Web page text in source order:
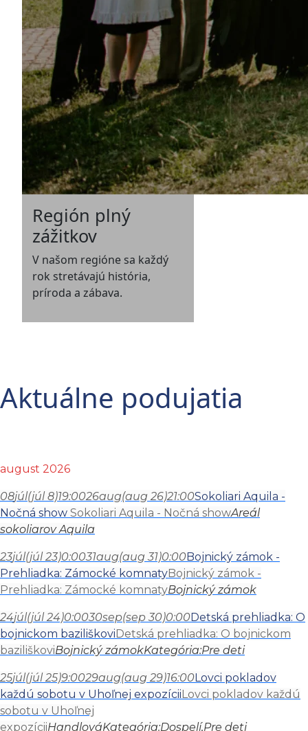
Región plný
zážitkov
V našom regióne sa každý
rok stretávajú história,
príroda a zábava.
Aktuálne podujatia
august 2026
08júl(júl 8)19:0026aug(aug 26)21:00Sokoliari Aquila -
Nočná show Sokoliari Aquila - Nočná showAreál
sokoliarov Aquila
23júl(júl 23)0:0031aug(aug 31)0:00Bojnický zámok -
Prehliadka: Zámocké komnatyBojnický zámok -
Prehliadka: Zámocké komnatyBojnický zámok
24júl(júl 24)0:0030sep(sep 30)0:00Detská prehliadka: O
bojnickom baziliškoviDetská prehliadka: O bojnickom
baziliškoviBojnický zámokKategória:Pre deti
25júl(júl 25)9:0029aug(aug 29)16:00Lovci pokladov
každú sobotu v Uhoľnej expozíciiLovci pokladov každú
sobotu v Uhoľnej
expozíciiHandlováKategória:Dospelí,Pre deti